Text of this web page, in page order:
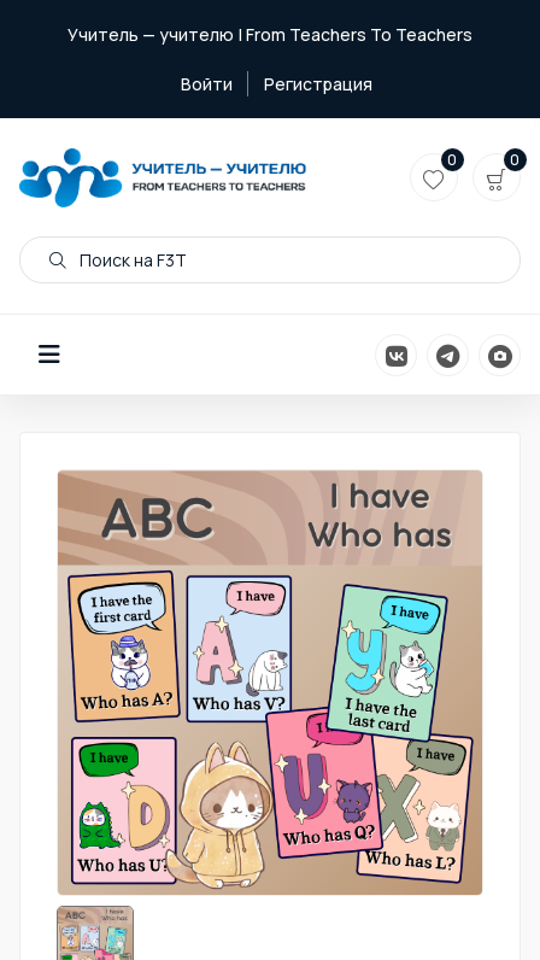
Учитель — учителю | From Teachers To Teachers
Войти Регистрация
Поиск на F3T
0 0